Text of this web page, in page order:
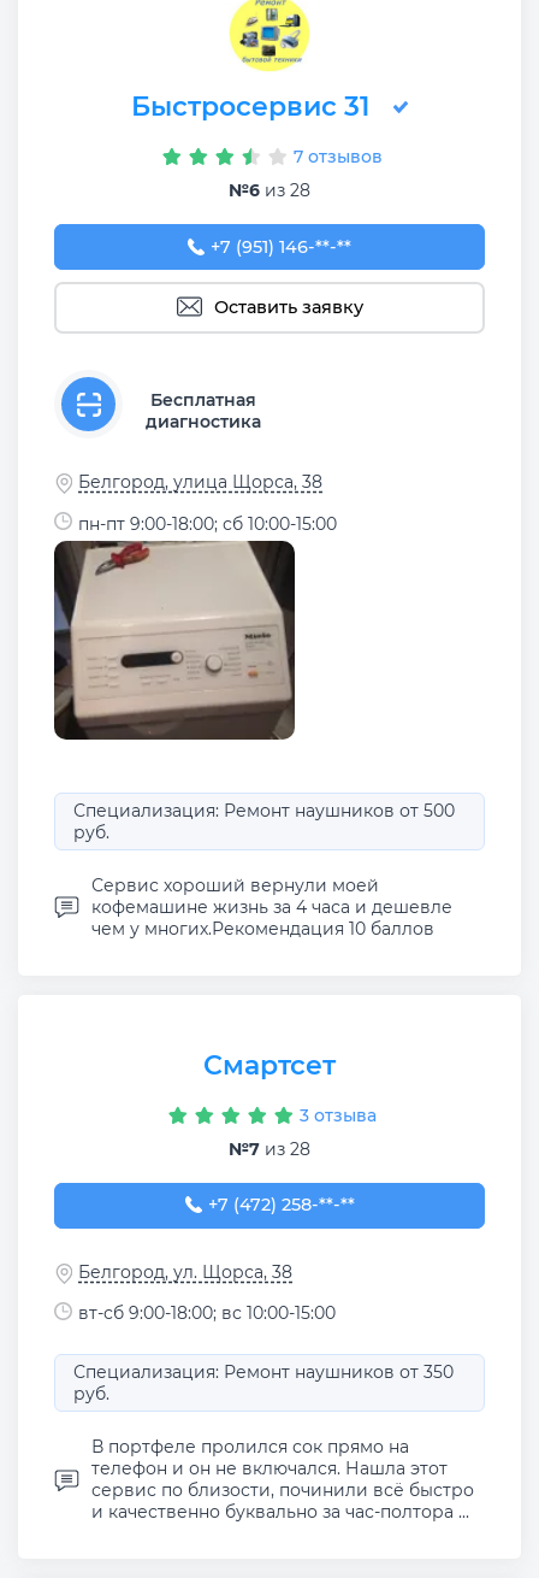
Быстросервис 31
7 отзывов
№6 из 28
+7 (951) 146-64-52
+7 (951) 146-**-**
Оставить заявку
Бесплатная
диагностика
Белгород, улица Щорса, 38
пн-пт 9:00-18:00; сб 10:00-15:00
Специализация: Ремонт наушников от 500
руб.
Сервис хороший вернули моей
кофемашине жизнь за 4 часа и дешевле
чем у многих.Рекомендация 10 баллов
Смартсет
3 отзыва
№7 из 28
+7 (472) 258-59-58
+7 (472) 258-**-**
Белгород, ул. Щорса, 38
вт-сб 9:00-18:00; вс 10:00-15:00
Специализация: Ремонт наушников от 350
руб.
В портфеле пролился сок прямо на
телефон и он не включался. Нашла этот
сервис по близости, починили всё быстро
и качественно буквально за час-полтора ...